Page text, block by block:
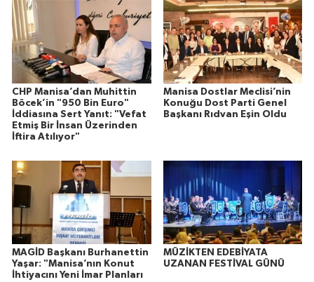
CHP Manisa’dan Muhittin
Böcek’in "950 Bin Euro"
İddiasına Sert Yanıt: "Vefat
Etmiş Bir İnsan Üzerinden
İftira Atılıyor"
Manisa Dostlar Meclisi’nin
Konuğu Dost Parti Genel
Başkanı Rıdvan Eşin Oldu
MAGİD Başkanı Burhanettin
Yaşar: "Manisa’nın Konut
İhtiyacını Yeni İmar Planları
MÜZİKTEN EDEBİYATA
UZANAN FESTİVAL GÜNÜ